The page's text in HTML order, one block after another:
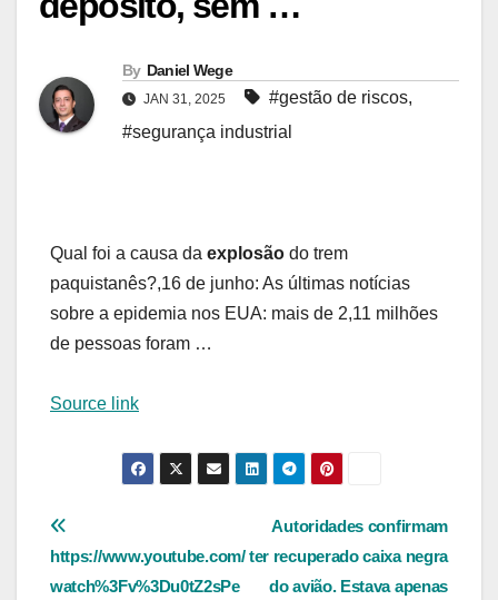
By Daniel Wege
JAN 31, 2025 #gestão de riscos,
#segurança industrial
Qual foi a causa da explosão do trem
paquistanês?,16 de junho: As últimas notícias
sobre a epidemia nos EUA: mais de 2,11 milhões
de pessoas foram …
Source link
Navegação
de
Autoridades confirmam
ter recuperado caixa negra
do avião. Estava apenas
https://www.youtube.com/
watch%3Fv%3Du0tZ2sPe